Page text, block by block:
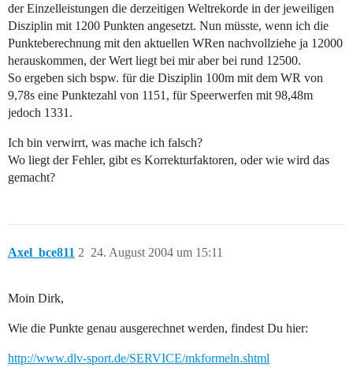
der Einzelleistungen die derzeitigen Weltrekorde in der jeweiligen
Disziplin mit 1200 Punkten angesetzt. Nun müsste, wenn ich die
Punkteberechnung mit den aktuellen WRen nachvollziehe ja 12000
herauskommen, der Wert liegt bei mir aber bei rund 12500.
So ergeben sich bspw. für die Disziplin 100m mit dem WR von
9,78s eine Punktezahl von 1151, für Speerwerfen mit 98,48m
jedoch 1331.
Ich bin verwirrt, was mache ich falsch?
Wo liegt der Fehler, gibt es Korrekturfaktoren, oder wie wird das
gemacht?
Axel_bce811 24. August 2004 um 15:11
2
Moin Dirk,
Wie die Punkte genau ausgerechnet werden, findest Du hier:
http://www.dlv-sport.de/SERVICE/mkformeln.shtml